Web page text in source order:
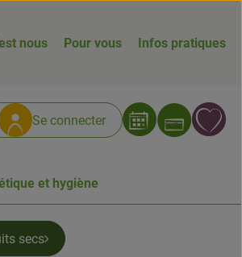
nous Pour vous Infos pratiques
Se connecter
et hygiène
secs